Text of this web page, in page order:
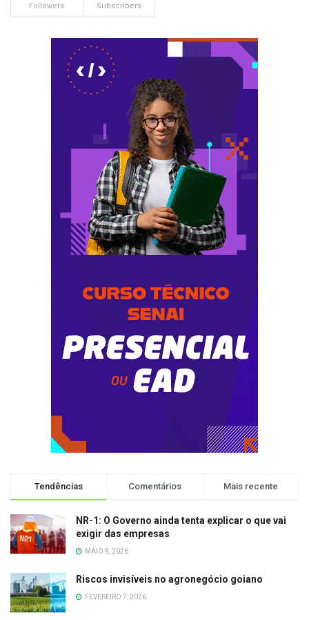
Followers Subscribers
Tendências Comentários Mais recente
NR-1: O Governo ainda tenta explicar o que vai
exigir das empresas
MAIO 9, 2026
Riscos invisíveis no agronegócio goiano
FEVEREIRO 7, 2026